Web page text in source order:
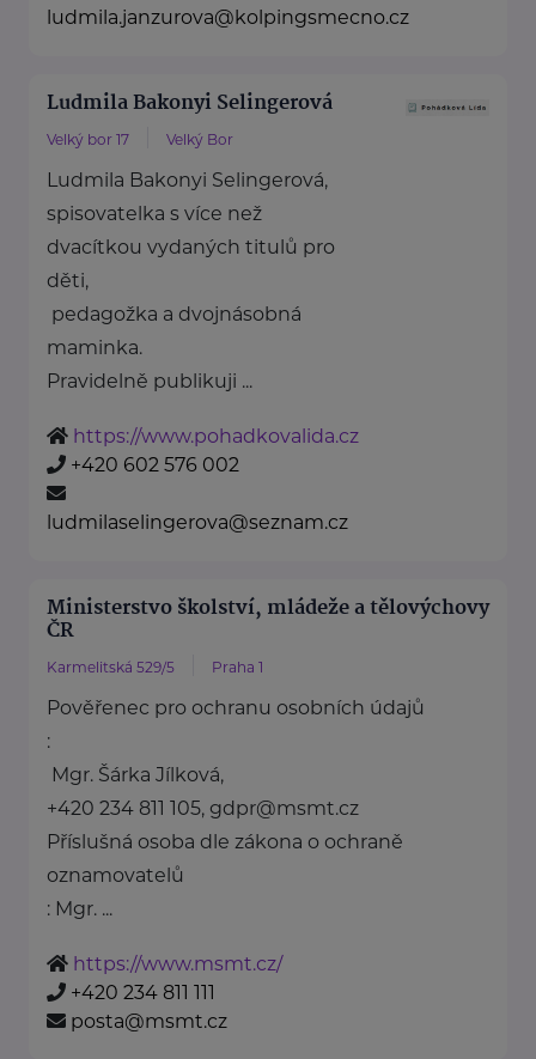
ludmila.janzurova@kolpingsmecno.cz
Ludmila Bakonyi Selingerová
Velký bor 17 Velký Bor
Ludmila Bakonyi Selingerová,
spisovatelka s více než
dvacítkou vydaných titulů pro
děti,
pedagožka a dvojnásobná
maminka.
Pravidelně publikuji ...
https://www.pohadkovalida.cz
+420 602 576 002
ludmilaselingerova@seznam.cz
Ministerstvo školství, mládeže a tělovýchovy
ČR
Karmelitská 529/5 Praha 1
Pověřenec pro ochranu osobních údajů
:
Mgr. Šárka Jílková,
+420 234 811 105, gdpr@msmt.cz
Příslušná osoba dle zákona o ochraně
oznamovatelů
: Mgr. ...
https://www.msmt.cz/
+420 234 811 111
posta@msmt.cz